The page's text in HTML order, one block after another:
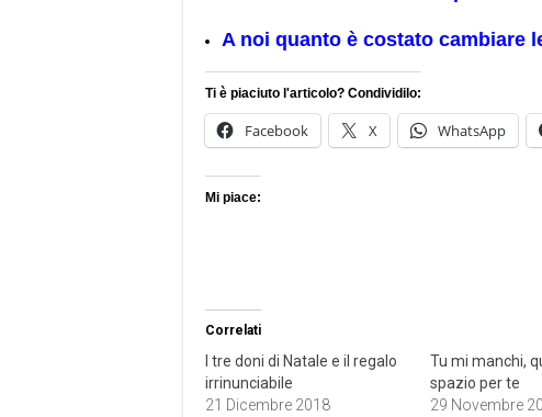
A noi quanto è costato cambiare
Ti è piaciuto l'articolo? Condividilo:
Facebook X WhatsApp
Mi piace:
Correlati
I tre doni di Natale e il regalo
irrinunciabile
21 Dicembre 2018
Tu mi manchi,
spazio per te
29 Novembre